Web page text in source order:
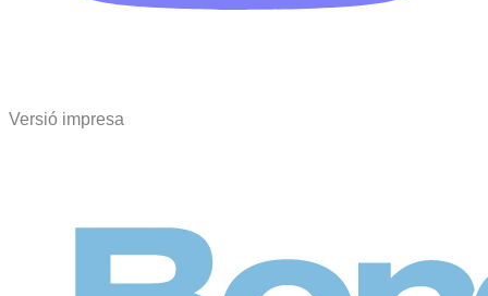
Versió impresa